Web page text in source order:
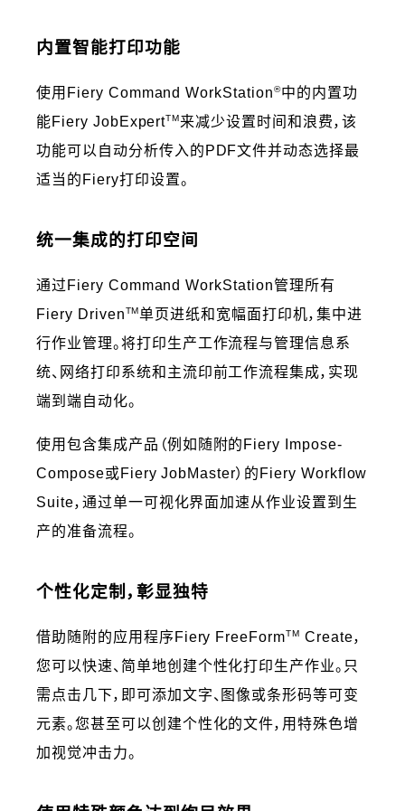
内置智能打印功能
使用Fiery Command WorkStation®中的内置功
能Fiery JobExpertTM来减少设置时间和浪费，该
功能可以自动分析传入的PDF文件并动态选择最
适当的Fiery打印设置。
统一集成的打印空间
通过Fiery Command WorkStation管理所有
Fiery DrivenTM单页进纸和宽幅面打印机，集中进
行作业管理。将打印生产工作流程与管理信息系
统、网络打印系统和主流印前工作流程集成，实现
端到端自动化。
使用包含集成产品（例如随附的Fiery Impose-
Compose或Fiery JobMaster）的Fiery Workflow
Suite，通过单一可视化界面加速从作业设置到生
产的准备流程。
个性化定制，彰显独特
借助随附的应用程序Fiery FreeFormTM Create，
您可以快速、简单地创建个性化打印生产作业。只
需点击几下，即可添加文字、图像或条形码等可变
元素。您甚至可以创建个性化的文件，用特殊色增
加视觉冲击力。